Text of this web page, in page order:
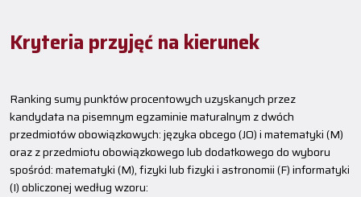
Kryteria przyjęć na kierunek
Ranking sumy punktów procentowych uzyskanych przez
kandydata na pisemnym egzaminie maturalnym z dwóch
przedmiotów obowiązkowych: języka obcego (JO) i matematyki (M)
oraz z przedmiotu obowiązkowego lub dodatkowego do wyboru
spośród: matematyki (M), fizyki lub fizyki i astronomii (F) informatyki
(I) obliczonej według wzoru: